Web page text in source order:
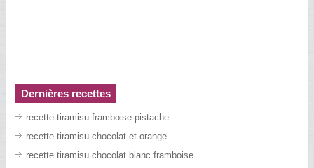
Dernières recettes
recette tiramisu framboise pistache
recette tiramisu chocolat et orange
recette tiramisu chocolat blanc framboise